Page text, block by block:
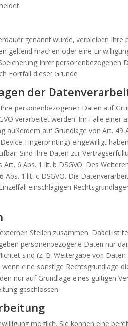
genannt wurde, verbleiben
geltend machen oder eine
Ihrer personenbezogenen
Fortfall dieser Gründe.
der
personenbezogenen Daten auf
verarbeitet werden. Im Falle einer
auf Grundlage von Art. 49
Fingerprinting) eingewilligt
Sind Ihre Daten zur
6 Abs. 1 lit. b DSGVO. Des
1 lit. c DSGVO. Die
einschlägigen
Stellen zusammen. Dabei ist
personenbezogene Daten nur
sind (z. B. Weitergabe von
eine sonstige Rechtsgrundlage
nur auf Grundlage eines gültigen
geschlossen.
möglich. Sie können eine